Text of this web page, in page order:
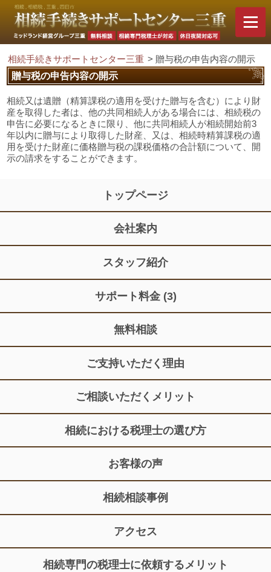
相続手続きサポートセンター三重 > 贈与税の申告内容の開示
贈与税の申告内容の開示
相続又は遺贈（精算課税の適用を受けた贈与を含む）により財
産を取得した者は、他の共同相続人がある場合には、相続税の
申告に必要になるときに限り、他に共同相続人が相続開始前3
年以内に贈与により取得した財産、又は、相続時精算課税の適
用を受けた財産に価格贈与税の課税価格の合計額について、開
示の請求をすることができます。
トップページ
会社案内
スタッフ紹介
サポート料金 (3)
無料相談
ご支持いただく理由
ご相談いただくメリット
相続における税理士の選び方
お客様の声
相続相談事例
アクセス
相続専門の税理士に依頼するメリット